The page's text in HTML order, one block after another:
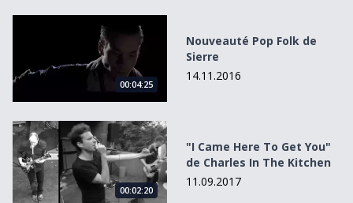
Nouveauté Pop Folk de Sierre
00:04:25
Nouveauté Pop Folk de
Sierre
14.11.2016
&quot;I Came Here To Get You&quot; de Charles In The
00:02:20
"I Came Here To Get You"
de Charles In The Kitchen
11.09.2017